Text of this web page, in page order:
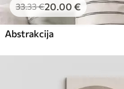
33.33€20.00 €
Abstrakcija